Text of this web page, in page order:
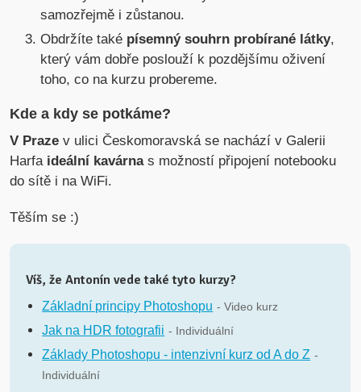
samozřejmě i zůstanou.
Obdržíte také písemný souhrn probírané látky,
který vám dobře poslouží k pozdějšímu oživení
toho, co na kurzu probereme.
Kde a kdy se potkáme?
V Praze v ulici Českomoravská se nachází v Galerii
Harfa ideální kavárnas možností připojení notebooku
do sítě i na WiFi.
Těším se :)
Víš, že Antonín vede také tyto kurzy?
Základní principy Photoshopu - Video kurz
Jak na HDR fotografii - Individuální
Základy Photoshopu - intenzivní kurz od A do Z -
Individuální